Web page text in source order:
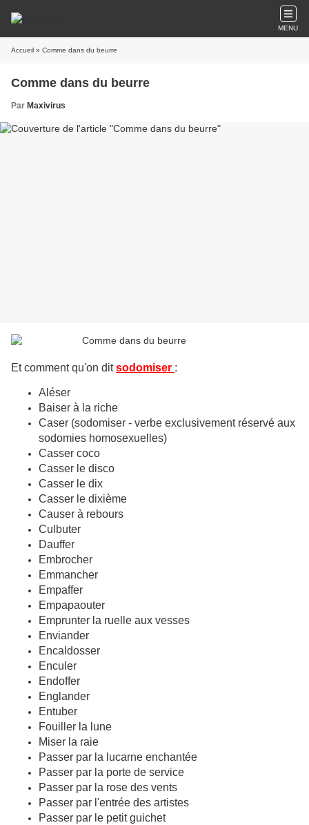
MENU
Accueil » Comme dans du beurre
Comme dans du beurre
Par Maxivirus
Et comment qu'on ditsodomiser :
Aléser
Baiser à la riche
Caser (sodomiser - verbe exclusivement réservé aux
sodomies homosexuelles)
Casser coco
Casser le disco
Casser le dix
Casser le dixième
Causer à rebours
Culbuter
Dauffer
Embrocher
Emmancher
Empaffer
Empapaouter
Emprunter la ruelle aux vesses
Enviander
Encaldosser
Enculer
Endoffer
Englander
Entuber
Fouiller la lune
Miser la raie
Passer par la lucarne enchantée
Passer par la porte de service
Passer par la rose des vents
Passer par l'entrée des artistes
Passer par le petit guichet